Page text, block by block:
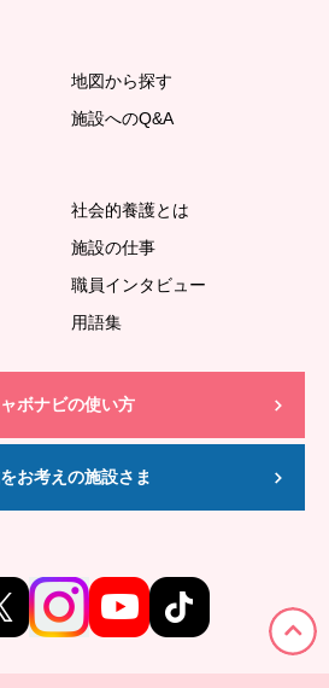
地図から探す
施設へのQ&A
社会的養護とは
施設の仕事
職員インタビュー
用語集
ボナビの使い方
お考えの施設さま